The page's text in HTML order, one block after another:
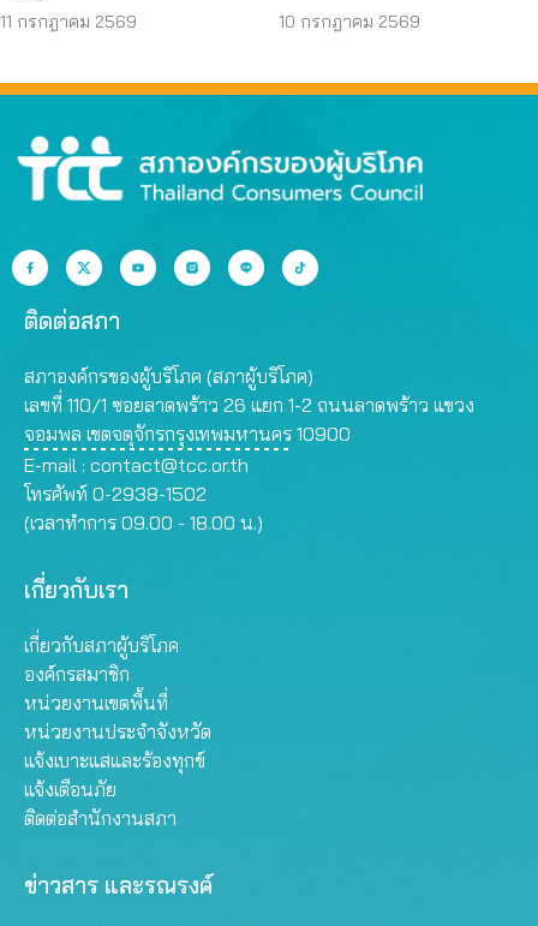
แห่งชาติ ลดเหลื่อมล้ำ –
11 กรกฎาคม 2569
ปัญหางบฯ ระยะยาว
10 กรกฎาคม 2569
ติดต่อสภา
สภาองค์กรของผู้บริโภค (สภาผู้บริโภค)
เลขที่ 110/1 ซอยลาดพร้าว 26 แยก 1-2 ถนนลาดพร้าว แขวง
จอมพล เขตจตุจักรกรุงเทพมหานคร 10900
E-mail : contact@tcc.or.th
โทรศัพท์ 0-2938-1502
(เวลาทำการ 09.00 - 18.00 น.)
เกี่ยวกับเรา
เกี่ยวกับสภาผู้บริโภค
องค์กรสมาชิก
หน่วยงานเขตพื้นที่
หน่วยงานประจำจังหวัด
แจ้งเบาะแสและร้องทุกข์
แจ้งเตือนภัย
ติดต่อสำนักงานสภา
ข่าวสาร และรณรงค์